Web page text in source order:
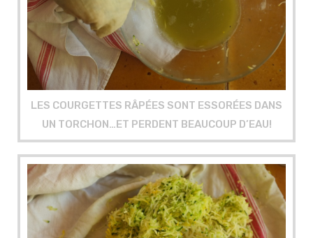
LES COURGETTES RÂPÉES SONT ESSORÉES DANS
UN TORCHON…ET PERDENT BEAUCOUP D’EAU!